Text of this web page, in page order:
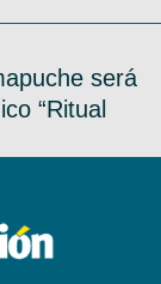
será
“Ritual